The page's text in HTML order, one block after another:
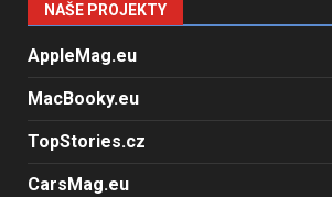
NAŠE PROJEKTY
AppleMag.eu
MacBooky.eu
TopStories.cz
CarsMag.eu